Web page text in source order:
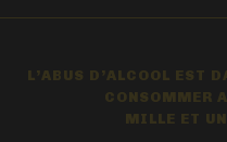
L’ABUS D’ALCOOL EST
CONSOMMER
MILLE ET